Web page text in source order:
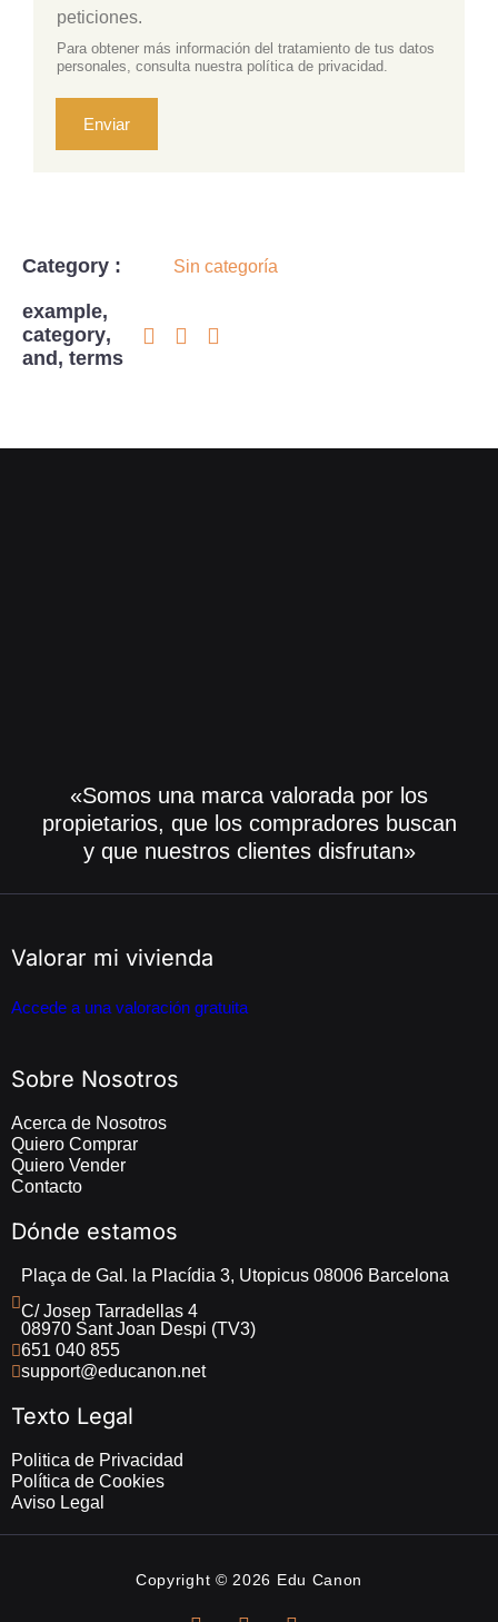
peticiones.
Para obtener más información del tratamiento de tus datos
personales, consulta nuestra política de privacidad.
Enviar
Category : Sin categoría
example,
category,
and , terms
«Somos una marca valorada por los
propietarios, que los compradores buscan
y que nuestros clientes disfrutan»
Valorar mi vivienda
Accede a una valoración gratuita
Sobre Nosotros
Acerca de Nosotros
Quiero Comprar
Quiero Vender
Contacto
Dónde estamos
Plaça de Gal. la Placídia 3, Utopicus 08006 Barcelona
C/ Josep Tarradellas 4
08970 Sant Joan Despi (TV3)
651 040 855
support@educanon.net
Texto Legal
Politica de Privacidad
Política de Cookies
Aviso Legal
Copyright © 2026 Edu Canon